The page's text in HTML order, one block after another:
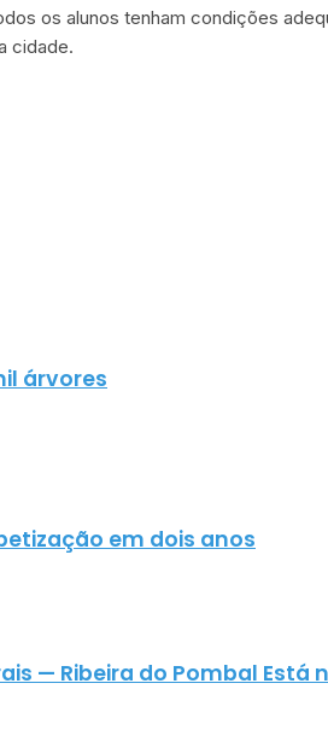
os alunos tenham condições
cidade.
árvores
em dois anos
— Ribeira do Pombal Está